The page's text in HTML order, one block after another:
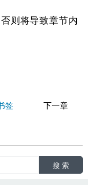
则将导致章节内
签 下一章
搜 索